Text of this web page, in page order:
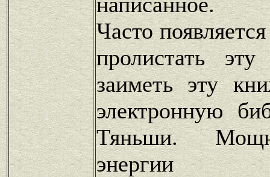
Часто
пролистать
заиметь эту
электронную
Тяньши.
энергии